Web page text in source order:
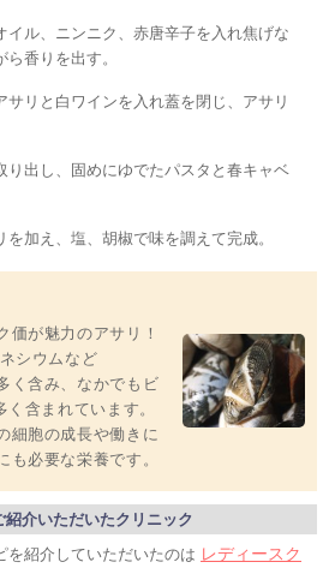
イル、ニンニク、赤唐辛子を入れ焦げな
香りを出す。
サリと白ワインを入れ蓋を閉じ、アサリ
り出し、固めにゆでたパスタと春キャベ
加え、塩、胡椒で味を調えて完成。
価が魅力のアサリ！
シウムなど
く含み、なかでもビ
含まれています。
細胞の成長や働きに
も必要な栄養です。
紹介いただいたクリニック
を紹介していただいたのは レディースク